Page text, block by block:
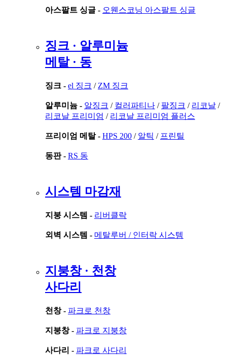
아스팔트 싱글 - 오웬스코닝 아스팔트 싱글
징크 · 알루미늄
메탈 · 동
징크 - el 징크 / ZM 징크
알루미늄 - 알징크 / 컬러파티나 / 팔징크 / 리코날 /
리코날 프리미엄 / 리코날 프리미엄 플러스
프리이엄 메탈 - HPS 200 / 알틱 / 프린틸
동판 - RS 동
시스템 마감재
지붕 시스템 - 리버클락
외벽 시스템 - 메탈루버 / 인터락 시스템
지붕창 · 천창
사다리
천창 - 파크로 천창
지붕창 - 파크로 지붕창
사다리 - 파크로 사다리